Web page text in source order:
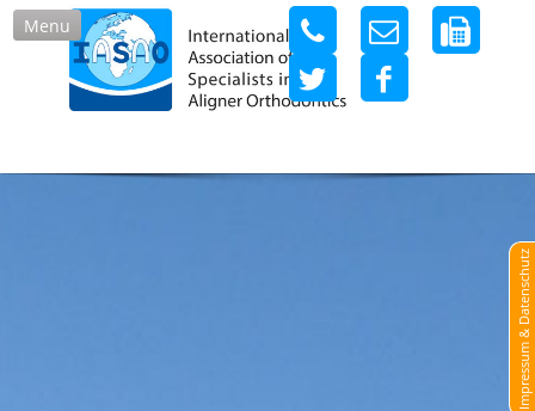
Impressum & Datenschutz
Menu